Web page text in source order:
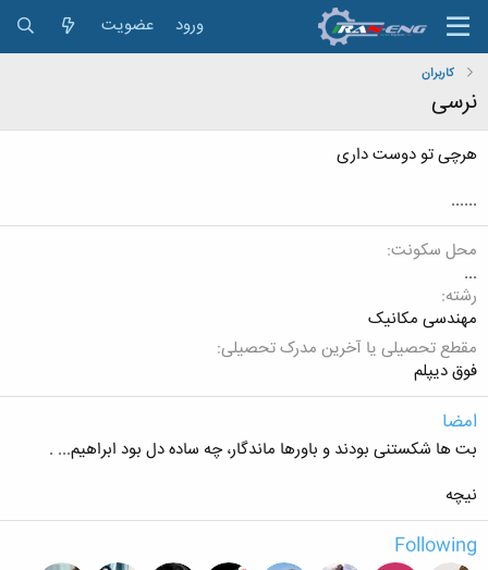
ورود عضویت
کاربران
نرسی
هرچی تو دوست داری
......
محل سکونت
...
رشته
مهندسی مکانیک
مقطع تحصیلی یا آخرین مدرک تحصیلی
فوق دیپلم
امضا
بت ها شکستنی بودند و باورها ماندگار، چه ساده دل بود ابراهیم... .
نیچه
Following